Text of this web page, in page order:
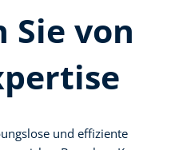
von
und effiziente